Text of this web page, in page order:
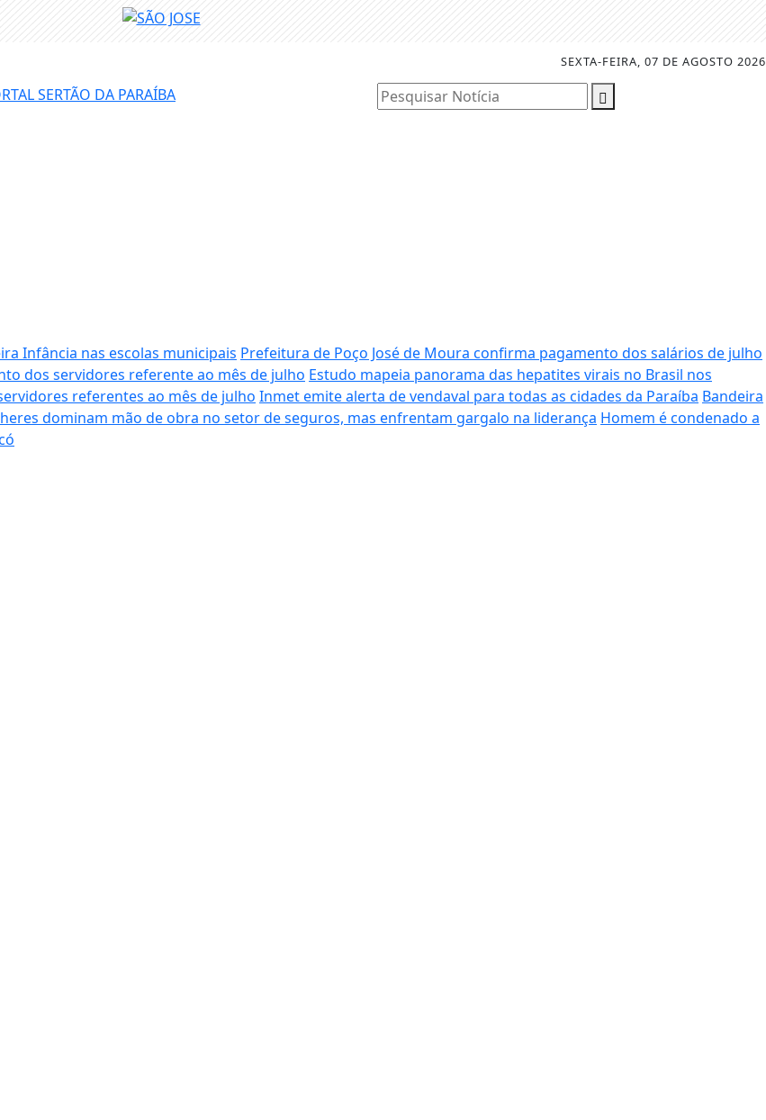
SEXTA-FEIRA, 07 DE AGOSTO 2026
Pesquisar Notícia
Infância nas escolas municipais Prefeitura de Poço José de Moura confirma pagamento dos salários de julho
dos servidores referente ao mês de julho Estudo mapeia panorama das hepatites virais no Brasil nos
referentes ao mês de julho Inmet emite alerta de vendaval para todas as cidades da Paraíba Bandeira
dominam mão de obra no setor de seguros, mas enfrentam gargalo na liderança Homem é condenado a